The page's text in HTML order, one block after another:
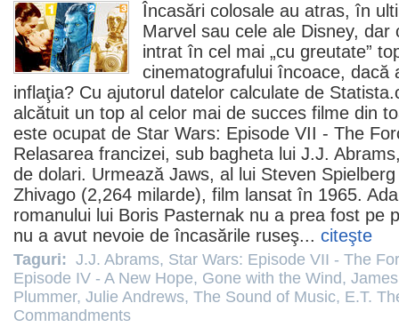
Încasări colosale au atras, în
Marvel sau cele ale Disney,
intrat în cel mai „cu greutate”
cinematografului încoace, dacă
inflaţia? Cu ajutorul datelor calculate de
alcătuit un top al celor mai de succes filme din
este ocupat de Star Wars: Episode VII - The
Relasarea francizei, sub bagheta lui J.J. Abrams
de dolari. Urmează Jaws, al lui Steven Spielberg
Zhivago (2,264 milarde), film lansat în 1965.
romanului lui Boris Pasternak nu a prea fost pe
nu a avut nevoie de încasările ruseş... citeşte
Taguri: J.J. Abrams, Star Wars: Episode VII - The
Episode IV - A New Hope, Gone with the Wind,
Plummer, Julie Andrews, The Sound of Music, E.T.
Commandments